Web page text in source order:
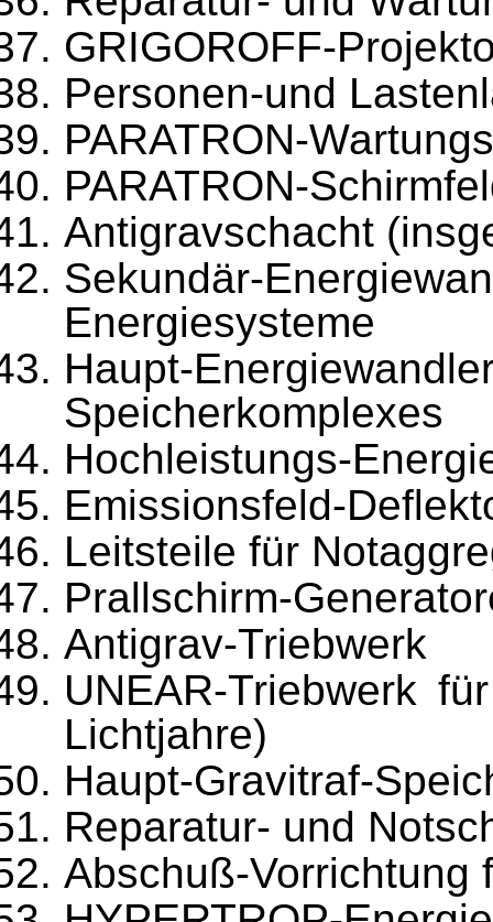
GRIGOROFF-
Personen-und
PARATRON-
PARATRON-
Antigravschacht
Sekundär-
Energiesysteme
Haupt-
Speicherkomplexes
Hochleistungs-
Emissionsfeld-
Leitsteile für
Prallschirm-
Antigrav-Triebwerk
UNEAR-Triebwerk
Lichtjahre)
Haupt-Gravitraf-
Reparatur- und
Abschuß-Vorrichtung